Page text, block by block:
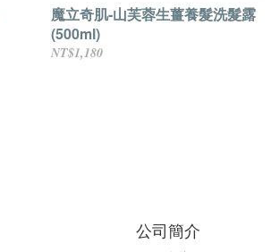
魔立奇肌-山芙蓉生薑養髮洗髮露
(500ml)
NT$1,180
公司簡介